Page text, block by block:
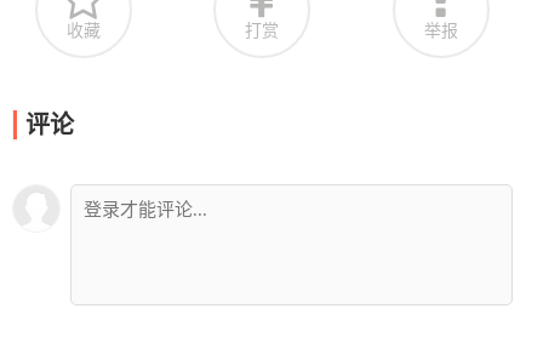
收藏 打赏 举报
评论